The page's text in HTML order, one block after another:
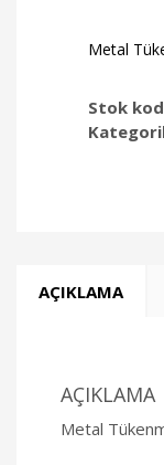
Metal
Stok
AÇIKLAMA
AÇIKLAMA
Metal